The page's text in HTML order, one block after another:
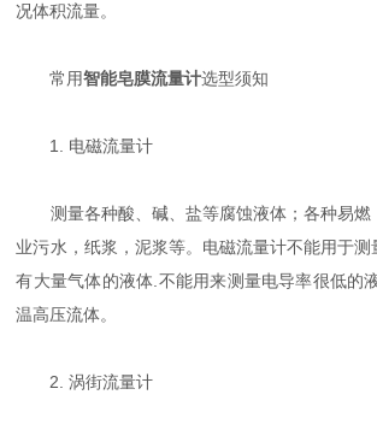
况体积流量。
常用智能皂膜流量计选型须知
1. 电磁流量计
测量各种酸、碱、盐等腐蚀液体；各种易燃
业污水，纸浆，泥浆等。电磁流量计不能用于
有大量气体的液体.不能用来测量电导率很低的
温高压流体。
2. 涡街流量计